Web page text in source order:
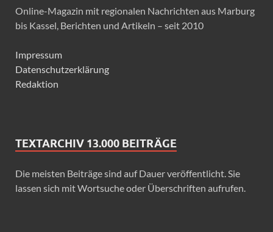
Online-Magazin mit regionalen Nachrichten aus Marburg
bis Kassel, Berichten und Artikeln – seit 2010
Impressum
Datenschutzerklärung
Redaktion
TEXTARCHIV 13.000 BEITRÄGE
Die meisten Beiträge sind auf Dauer veröffentlicht. Sie
lassen sich mit Wortsuche oder Überschriften aufrufen.